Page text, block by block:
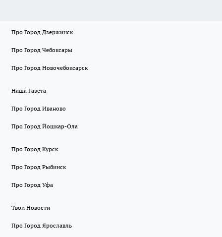
Про Город Дзержинск
Про Город Чебоксары
Про Город Новочебоксарск
Наша Газета
Про Город Иваново
Про Город Йошкар-Ола
Про Город Курск
Про Город Рыбинск
Про Город Уфа
Твои Новости
Про Город Ярославль